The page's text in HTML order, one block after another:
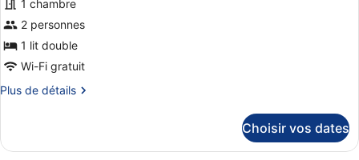
ce
type
de
chambre :
Chambre
1 chambre
2 personnes
1 lit double
Wi-Fi gratuit
Plus de détails
Plus
le
Choisir vos dates